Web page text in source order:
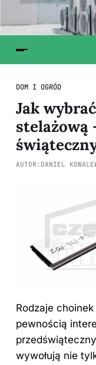
DOM I OGRÓD
Jak
stelażową
AUTOR: DANIEL
Rodzaje
pewnością
wywołują nie